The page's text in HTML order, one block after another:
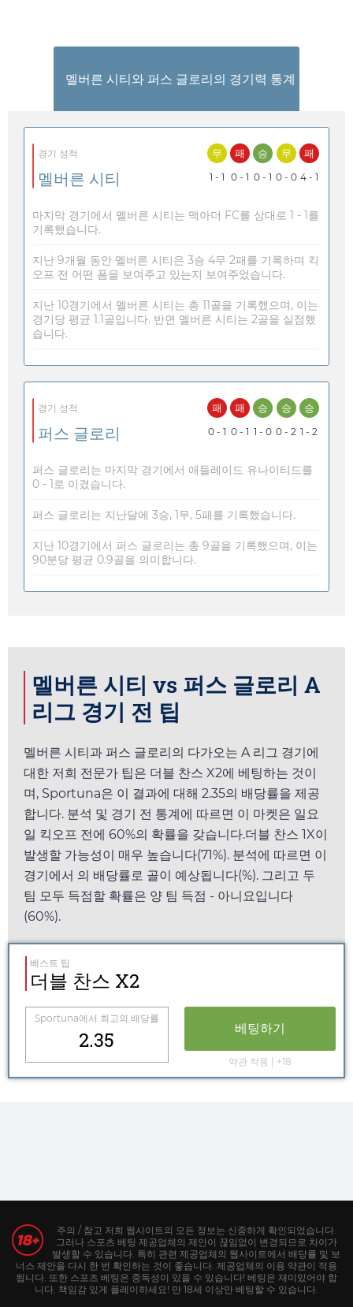
멜버른 시티와 퍼스 글로리의 경기력 통계
경기 성적
멜버른 시티
무
1 - 1
패
0 - 1
승
0 - 1
무
0 - 0
패
4 - 1
마지막 경기에서 멜버른 시티는 맥아더 FC를 상대로 1 - 1를
기록했습니다.
지난 9개월 동안 멜버른 시티은 3승 4무 2패를 기록하며 킥
오프 전 어떤 폼을 보여주고 있는지 보여주었습니다.
지난 10경기에서 멜버른 시티는 총 11골을 기록했으며, 이는
경기당 평균 1.1골입니다. 반면 멜버른 시티는 2골을 실점했
습니다.
경기 성적
퍼스 글로리
패
0 - 1
패
0 - 1
승
1 - 0
승
0 - 2
승
1 - 2
퍼스 글로리는 마지막 경기에서 애들레이드 유나이티드를
0 - 1로 이겼습니다.
퍼스 글로리는 지난달에 3승, 1무, 5패를 기록했습니다.
지난 10경기에서 퍼스 글로리는 총 9골을 기록했으며, 이는
90분당 평균 0.9골을 의미합니다.
멜버른 시티 vs 퍼스 글로리 A
리그 경기 전 팁
멜버른 시티과 퍼스 글로리의 다가오는 A 리그 경기에
대한 저희 전문가 팁은 더블 찬스 X2에 베팅하는 것이
며, Sportuna은 이 결과에 대해 2.35의 배당률을 제공
합니다. 분석 및 경기 전 통계에 따르면 이 마켓은 일요
일 킥오프 전에 60%의 확률을 갖습니다.더블 찬스 1X이
발생할 가능성이 매우 높습니다(71%). 분석에 따르면 이
경기에서 의 배당률로 골이 예상됩니다(%). 그리고 두
팀 모두 득점할 확률은 양 팀 득점 - 아니요입니다
(60%).
베스트 팁
더블 찬스 X2
Sportuna에서 최고의 배당률
2.35 베팅하기
약관 적용 | +18
주의 / 참고 저희 웹사이트의 모든 정보는 신중하게 확인되었습니다.
그러나 스포츠 베팅 제공업체의 제안이 끊임없이 변경되므로 차이가
발생할 수 있습니다. 특히 관련 제공업체의 웹사이트에서 배당률 및 보
너스 제안을 다시 한 번 확인하는 것이 좋습니다. 제공업체의 이용 약관이 적용
됩니다. 또한 스포츠 베팅은 중독성이 있을 수 있습니다! 베팅은 재미있어야 합
니다. 책임감 있게 플레이하세요! 만 18세 이상만 베팅할 수 있습니다.